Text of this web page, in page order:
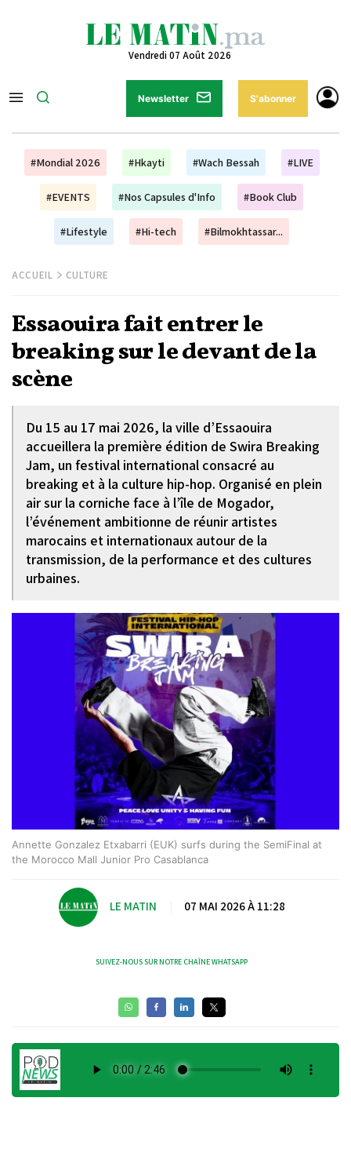
Vendredi 07 Août 2026
Newsletter S'abonner
#Mondial 2026 #Hkayti #Wach Bessah #LIVE
#EVENTS #Nos Capsules d'Info #Book Club
#Lifestyle #Hi-tech #Bilmokhtassar...
ACCUEIL CULTURE
Essaouira fait entrer le
breaking sur le devant de la
scène
Du 15 au 17 mai 2026, la ville d’Essaouira
accueillera la première édition de Swira Breaking
Jam, un festival international consacré au
breaking et à la culture hip-hop. Organisé en plein
air sur la corniche face à l’île de Mogador,
l’événement ambitionne de réunir artistes
marocains et internationaux autour de la
transmission, de la performance et des cultures
urbaines.
Annette Gonzalez Etxabarri (EUK) surfs during the SemiFinal at
the Morocco Mall Junior Pro Casablanca
LE MATIN 07 MAI 2026 À 11:28
SUIVEZ-NOUS SUR NOTRE CHAÎNE WHATSAPP